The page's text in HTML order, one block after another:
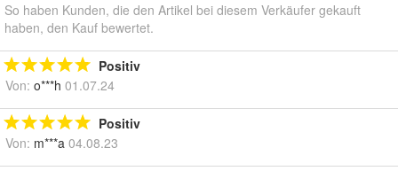
So haben Kunden, die den Artikel bei diesem Verkäufer gekauft
haben, den Kauf bewertet.
Positiv
Von: o***h 01.07.24
Positiv
Von: m***a 04.08.23